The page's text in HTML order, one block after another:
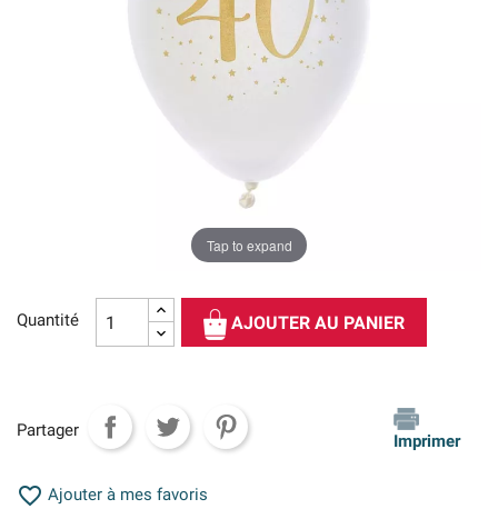
Tap to expand
Quantité AJOUTER AU PANIER
Partager
Imprimer
 Ajouter à mes favoris